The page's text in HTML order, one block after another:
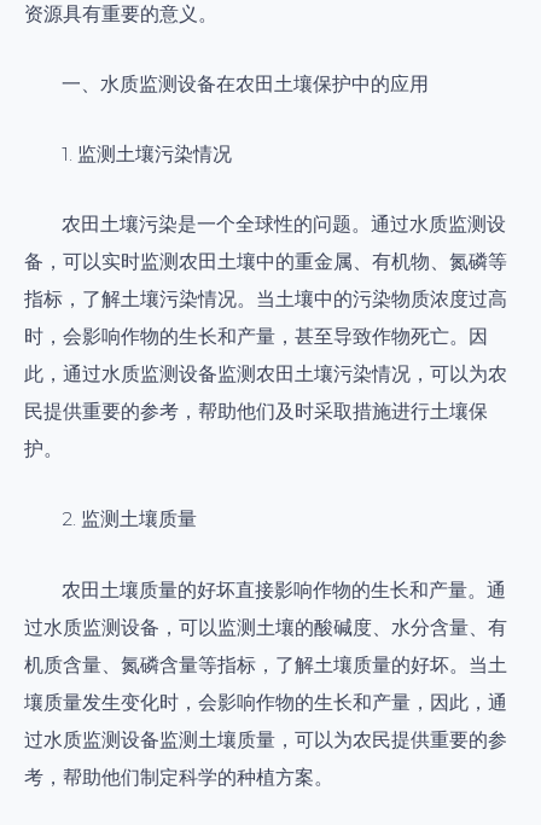
资源具有重要的意义。
一、水质监测设备在农田土壤保护中的应用
1. 监测土壤污染情况
农田土壤污染是一个全球性的问题。通过水质监测设
备，可以实时监测农田土壤中的重金属、有机物、氮磷等
指标，了解土壤污染情况。当土壤中的污染物质浓度过高
时，会影响作物的生长和产量，甚至导致作物死亡。因
此，通过水质监测设备监测农田土壤污染情况，可以为农
民提供重要的参考，帮助他们及时采取措施进行土壤保
护。
2. 监测土壤质量
农田土壤质量的好坏直接影响作物的生长和产量。通
过水质监测设备，可以监测土壤的酸碱度、水分含量、有
机质含量、氮磷含量等指标，了解土壤质量的好坏。当土
壤质量发生变化时，会影响作物的生长和产量，因此，通
过水质监测设备监测土壤质量，可以为农民提供重要的参
考，帮助他们制定科学的种植方案。